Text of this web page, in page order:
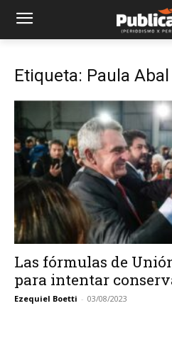
Etiqueta: Paula
Las fórmulas de
para intentar
Ezequiel Boetti - 03/08/2023